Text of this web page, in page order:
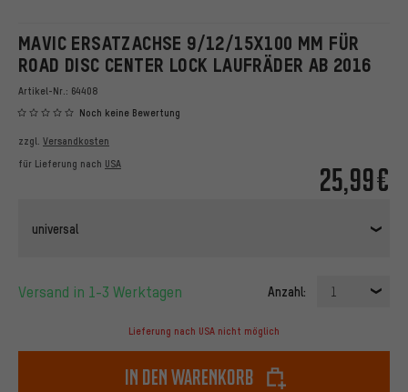
MAVIC ERSATZACHSE 9/12/15X100 MM FÜR
ROAD DISC CENTER LOCK LAUFRÄDER AB 2016
Artikel-Nr.: 64408
Noch keine Bewertung
25,99€
zzgl. Versandkosten
für Lieferung nach USA
universal
Versand in 1-3 Werktagen Anzahl: 1
Lieferung nach USA nicht möglich
In den Warenkorb